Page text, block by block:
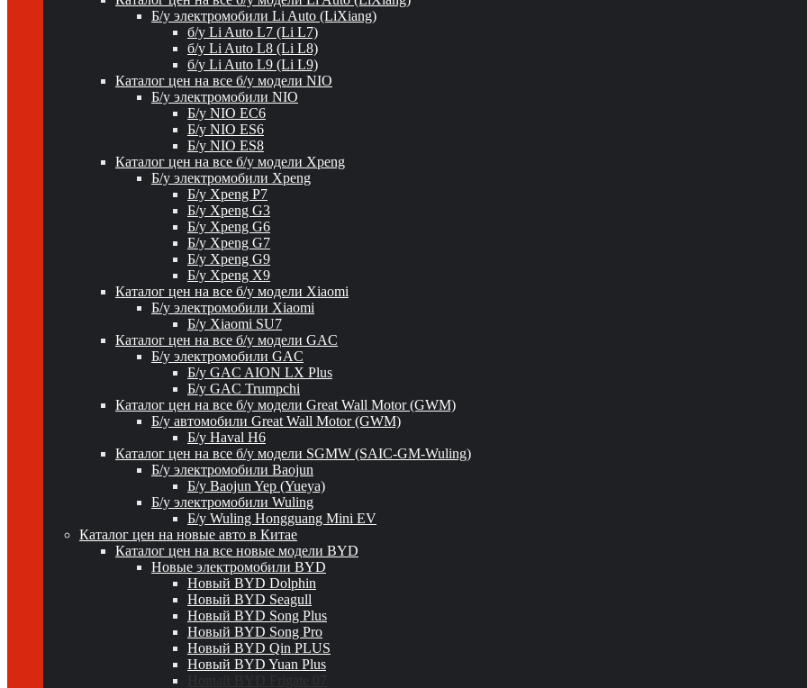
Б/у электромобили Li Auto (LiXiang)
б/у Li Auto L7 (Li L7)
б/у Li Auto L8 (Li L8)
б/у Li Auto L9 (Li L9)
Каталог цен на все б/у модели NIO
Б/у электромобили NIO
Б/у NIO EC6
Б/у NIO ES6
Б/у NIO ES8
Каталог цен на все б/у модели Xpeng
Б/у электромобили Xpeng
Б/у Xpeng P7
Б/у Xpeng G3
Б/у Xpeng G6
Б/у Xpeng G7
Б/у Xpeng G9
Б/у Xpeng X9
Каталог цен на все б/у модели Xiaomi
Б/у электромобили Xiaomi
Б/у Xiaomi SU7
Каталог цен на все б/у модели GAC
Б/у электромобили GAC
Б/у GAC AION LX Plus
Б/у GAC Trumpchi
Каталог цен на все б/у модели Great Wall Motor (GWM)
Б/у автомобили Great Wall Motor (GWM)
Б/у Haval H6
Каталог цен на все б/у модели SGMW (SAIC-GM-Wuling)
Б/у электромобили Baojun
Б/у Baojun Yep (Yueya)
Б/у электромобили Wuling
Б/у Wuling Hongguang Mini EV
Каталог цен на новые авто в Китае
Каталог цен на все новые модели BYD
Новые электромобили BYD
Новый BYD Dolphin
Новый BYD Seagull
Новый BYD Song Plus
Новый BYD Song Pro
Новый BYD Qin PLUS
Новый BYD Yuan Plus